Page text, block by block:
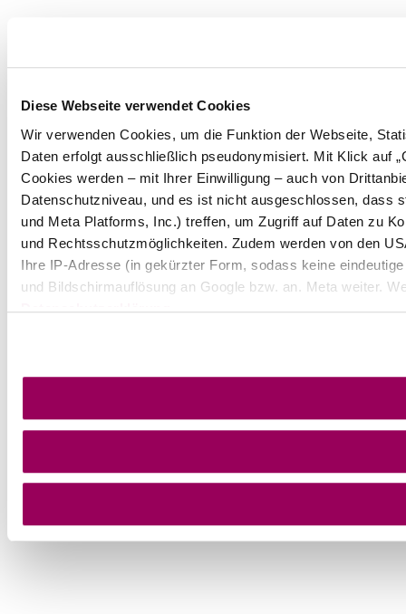
Diese Webseite verwendet Cookies
Wir verwenden Cookies, um die Funktion der Webseite,
Daten erfolgt ausschließlich pseudonymisiert. Mit Klick auf
Cookies werden – mit Ihrer Einwilligung – auch von
Datenschutzniveau, und es ist nicht ausgeschlossen, dass
und Meta Platforms, Inc.) treffen, um Zugriff auf Daten zu
und Rechtsschutzmöglichkeiten. Zudem werden von den
Ihre IP-Adresse (in gekürzter Form, sodass keine
und Bildschirmauflösung an Google bzw. an. Meta weiter.
Datenschutzerklärung.